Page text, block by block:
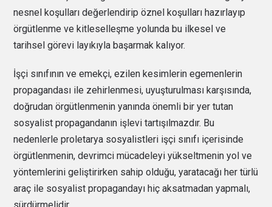
nesnel koşulları değerlendirip öznel koşulları hazırlayıp
örgütlenme ve kitleselleşme yolunda bu ilkesel ve
tarihsel görevi layıkıyla başarmak kalıyor.
İşçi sınıfının ve emekçi, ezilen kesimlerin egemenlerin
propagandası ile zehirlenmesi, uyuşturulması karşısında,
doğrudan örgütlenmenin yanında önemli bir yer tutan
sosyalist propagandanın işlevi tartışılmazdır. Bu
nedenlerle proletarya sosyalistleri işçi sınıfı içerisinde
örgütlenmenin, devrimci mücadeleyi yükseltmenin yol ve
yöntemlerini geliştirirken sahip olduğu, yaratacağı her türlü
araç ile sosyalist propagandayı hiç aksatmadan yapmalı,